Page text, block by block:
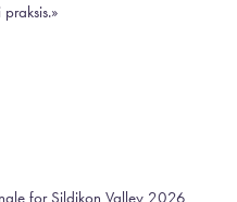
for Sildikon Valley 2026